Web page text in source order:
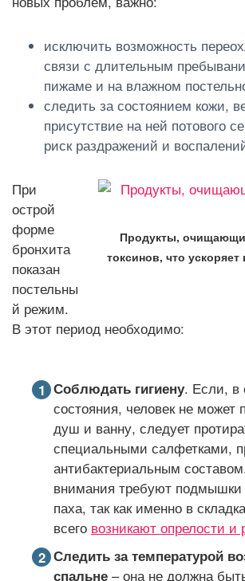
исключить возможность
связи с длительным
пижаме и на влажном
следить за состоянием кожи,
присутствие на ней потового
риск раздражений и
Продукты,
токсинов, что
При
острой
форме
бронхита
показан
постельны
й режим.
В этот период необходимо:
Соблюдать гигиену. Если, в
состояния, человек не может
душ и ванну, следует
специальными салфетками,
антибактериальным
внимания требуют подмышки
паха, так как именно в
всего возникают опрелости и
Следить за температурой
спальне – она не должна